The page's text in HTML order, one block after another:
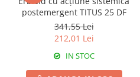
postemergent TITUS 25 DF
341,55 Lei
212,01 Lei
IN STOC